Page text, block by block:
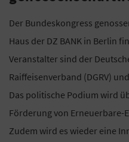
Der Bundeskongress
Haus der DZ BANK in Berlin
Veranstalter sind der
Raiffeisenverband (DGRV)
Das politische Podium wird
Förderung von
Zudem wird es wieder eine